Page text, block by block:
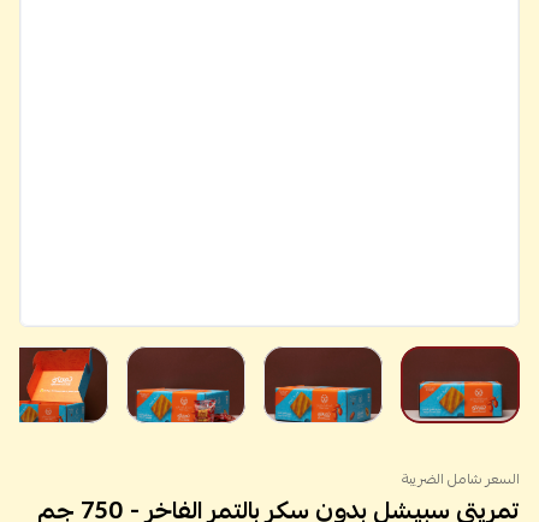
السعر شامل الضريبة
تمريتي سبيشل بدون سكر بالتمر الفاخر - 750 جم